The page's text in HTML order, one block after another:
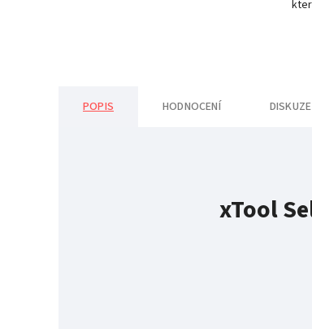
POPIS HODNOCENÍ DISKUZE
xTool